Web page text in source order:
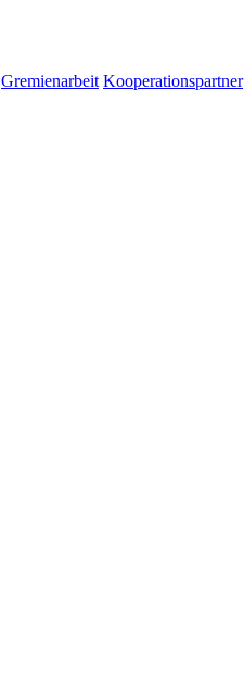
Gremienarbeit Kooperationspartner